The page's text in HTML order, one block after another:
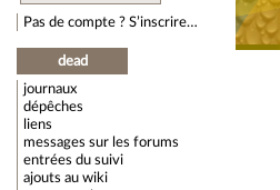
Pas de compte ? S’inscrire…
dead
journaux
dépêches
liens
messages sur les forums
entrées du suivi
ajouts au wiki